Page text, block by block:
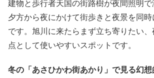
建物と歩行者天国の街路樹が夜間照明で
夕方から夜にかけて街歩きと夜景を同
です。旭川に来たらまず立ち寄りたい
点として使いやすいスポットです。
冬の「あさひかわ街あかり」で見る幻